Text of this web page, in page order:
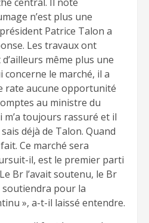
n’est plus une
Patrice Talon a
Les travaux ont
d’ailleurs même plus une
le marché, il a
rate aucune opportunité
au ministre du
m’a toujours rassuré et il
déjà de Talon. Quand
Ce marché sera
il, est le premier parti
Br l’avait soutenu, le Br
soutiendra pour la
», a-t-il laissé entendre.